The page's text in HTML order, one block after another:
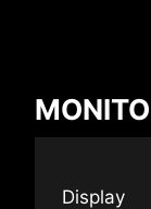
Display
Comprar